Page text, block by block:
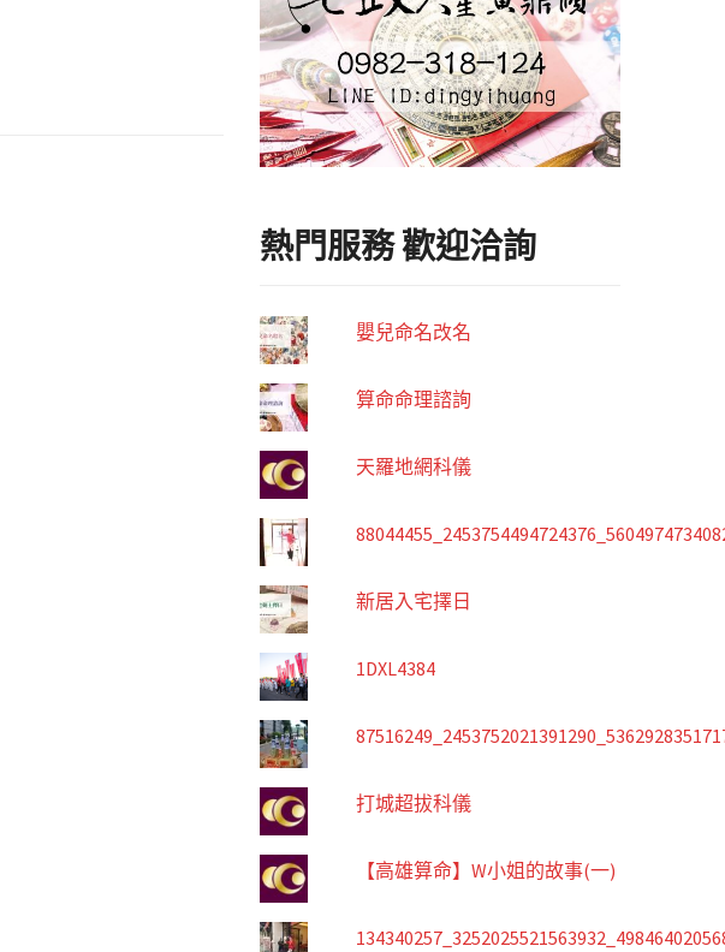
熱門服務 歡迎洽詢
嬰兒命名改名
算命命理諮詢
天羅地網科儀
新居入宅擇日
1DXL4384
打城超拔科儀
【高雄算命】W小姐的故事(一)